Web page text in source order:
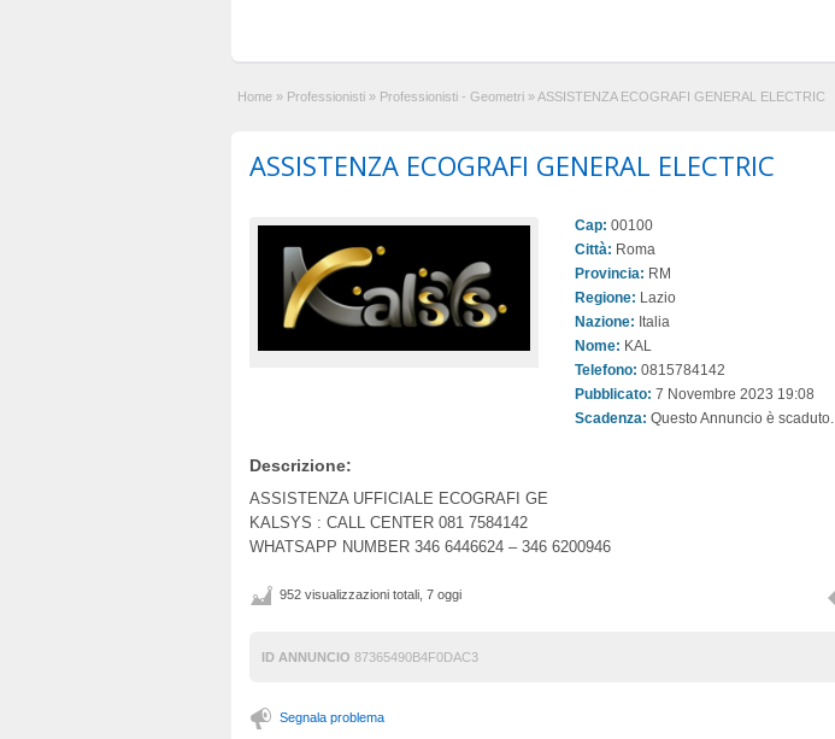
Home » Professionisti » Professionisti - Geometri »ASSISTENZA ECOGRAFI GENERAL ELECTRIC
ASSISTENZA ECOGRAFI GENERAL ELECTRIC
Cap: 00100
Città: Roma
Provincia: RM
Regione: Lazio
Nazione: Italia
Nome: KAL
Telefono: 0815784142
Pubblicato: 7 Novembre 2023 19:08
Scadenza: Questo Annuncio è scaduto.
Descrizione:
ASSISTENZA UFFICIALE ECOGRAFI GE
KALSYS : CALL CENTER 081 7584142
WHATSAPP NUMBER 346 6446624 – 346 6200946
952 visualizzazioni totali, 7 oggi
ID ANNUNCIO 87365490B4F0DAC3
Segnala problema